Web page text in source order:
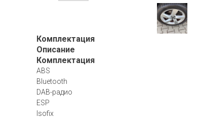
Комплектация
Описание
Комплектация
ABS
Bluetooth
DAB-радио
ESP
Isofix